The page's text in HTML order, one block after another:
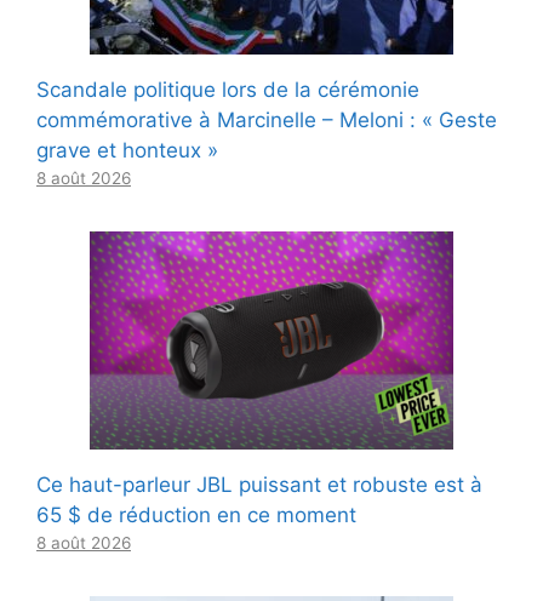
Scandale politique lors de la cérémonie
commémorative à Marcinelle – Meloni : « Geste
grave et honteux »
8 août 2026
Ce haut-parleur JBL puissant et robuste est à
65 $ de réduction en ce moment
8 août 2026